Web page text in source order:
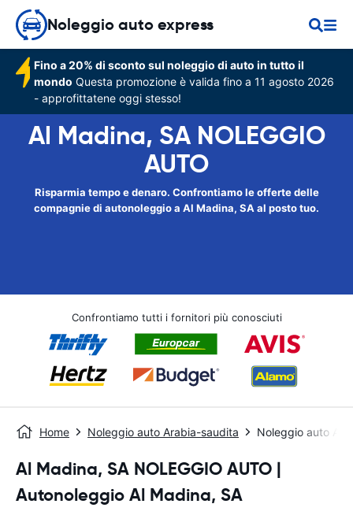
Noleggio auto express
Fino a 20% di sconto sul noleggio di auto in tutto il
mondo Questa promozione è valida fino a 11 agosto 2026
- approfittatene oggi stesso!
Al Madina, SA NOLEGGIO
AUTO
Risparmia tempo e denaro. Confrontiamo le offerte delle
compagnie di autonoleggio a Al Madina, SA al posto tuo.
Confrontiamo tutti i fornitori più conosciuti
Home Noleggio auto Arabia-saudita Noleggio auto Al
Al Madina, SA NOLEGGIO AUTO |
Autonoleggio Al Madina, SA